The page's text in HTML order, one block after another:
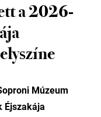
a 2026-
Múzeum
Éjszakája